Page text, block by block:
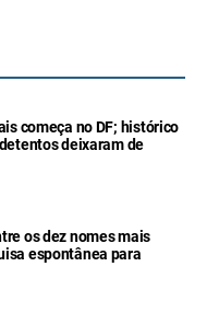
começa no DF; histórico
deixaram de
os dez nomes mais
espontânea para